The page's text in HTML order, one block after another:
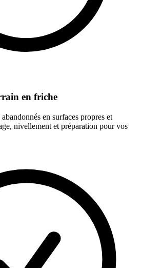
en friche
en surfaces propres et
nivellement et préparation pour vos